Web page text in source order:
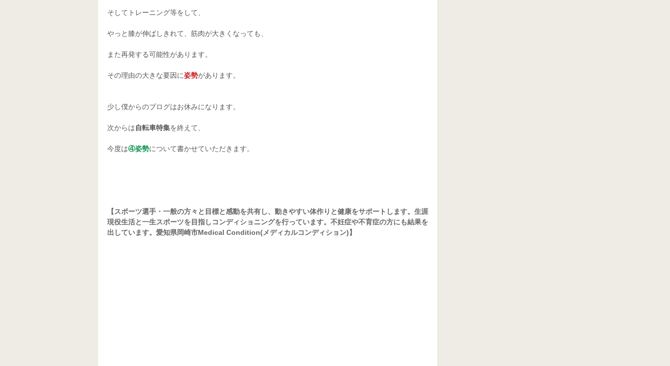
そしてトレーニング等をして、
やっと膝が伸ばしきれて、筋肉が大きくなっても、
また再発する可能性があります。
その理由の大きな要因に姿勢があります。
少し僕からのブログはお休みになります。
次からは自転車特集を終えて、
今度は④姿勢について書かせていただきます。
【スポーツ選手・一般の方々と目標と感動を共有し、動きやすい体作りと健康をサポートします。生涯
現役生活と一生スポーツを目指しコンディショニングを行っています。不妊症や不育症の方にも結果を
出しています。愛知県岡崎市Medical Condition(メディカルコンディション)】